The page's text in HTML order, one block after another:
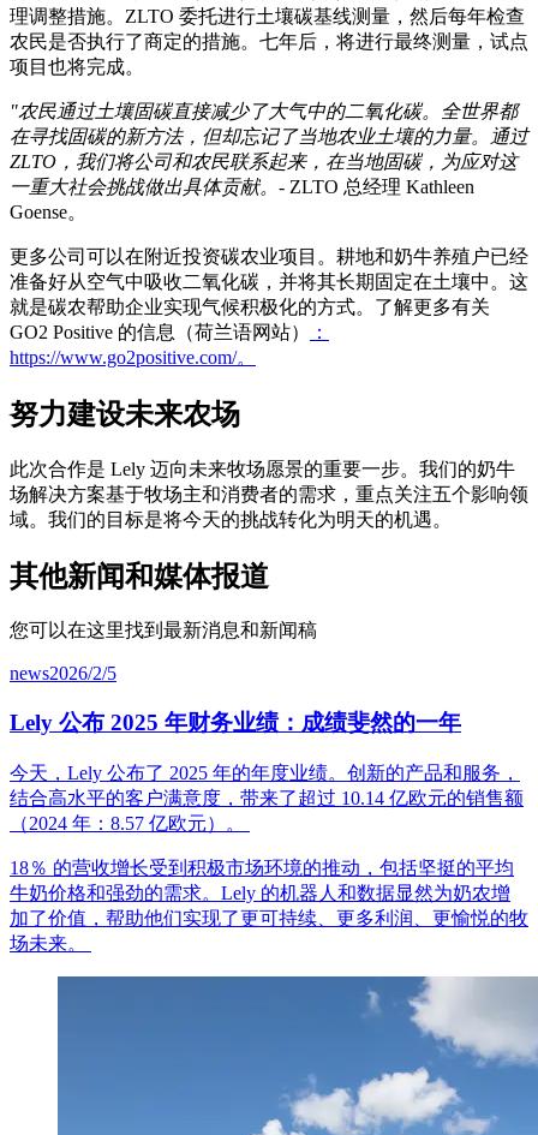
理调整措施。ZLTO 委托进行土壤碳基线测量，然后每年检查
农民是否执行了商定的措施。七年后，将进行最终测量，试点
项目也将完成。
"农民通过土壤固碳直接减少了大气中的二氧化碳。全世界都
在寻找固碳的新方法，但却忘记了当地农业土壤的力量。通过
ZLTO，我们将公司和农民联系起来，在当地固碳，为应对这
一重大社会挑战做出具体贡献。 - ZLTO 总经理 Kathleen
Goense。
更多公司可以在附近投资碳农业项目。耕地和奶牛养殖户已经
准备好从空气中吸收二氧化碳，并将其长期固定在土壤中。这
就是碳农帮助企业实现气候积极化的方式。了解更多有关
GO2 Positive 的信息（荷兰语网站）
：
https://www.go2positive.com/。
努力建设未来农场
此次合作是 Lely 迈向未来牧场愿景的重要一步。我们的奶牛
场解决方案基于牧场主和消费者的需求，重点关注五个影响领
域。我们的目标是将今天的挑战转化为明天的机遇。
其他新闻和媒体报道
您可以在这里找到最新消息和新闻稿
news2026/2/5
Lely 公布 2025 年财务业绩：成绩斐然的一年
今天， Lely 公布了 2025 年的年度业绩。创新的产品和服务，
结合高水平的客户满意度，带来了超过 10.14 亿欧元的销售额
（2024 年： 8.57 亿欧元）。
18％ 的营收增长受到积极市场环境的推动，包括坚挺的平均
牛奶价格和强劲的需求。 Lely 的机器人和数据显然为奶农增
加了价值，帮助他们实现了更可持续、更多利润、更愉悦的牧
场未来。